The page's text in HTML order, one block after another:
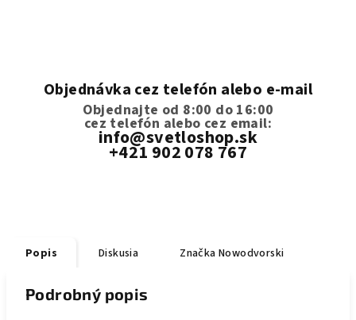
Objednávka cez telefón alebo e-mail
Objednajte od 8:00 do 16:00
cez telefón alebo cez email:
info@svetloshop.sk
+421 902 078 767
Popis Diskusia Značka Nowodvorski
Podrobný popis